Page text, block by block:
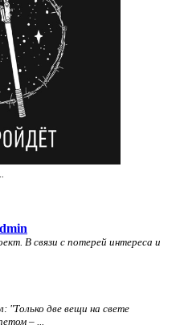
В связи с потерей интереса и
"Только две вещи на свете
– ...